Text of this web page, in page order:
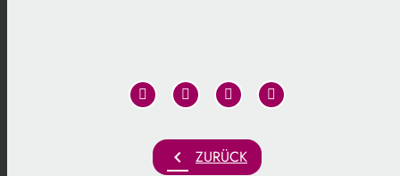
chevron_left ZURÜCK